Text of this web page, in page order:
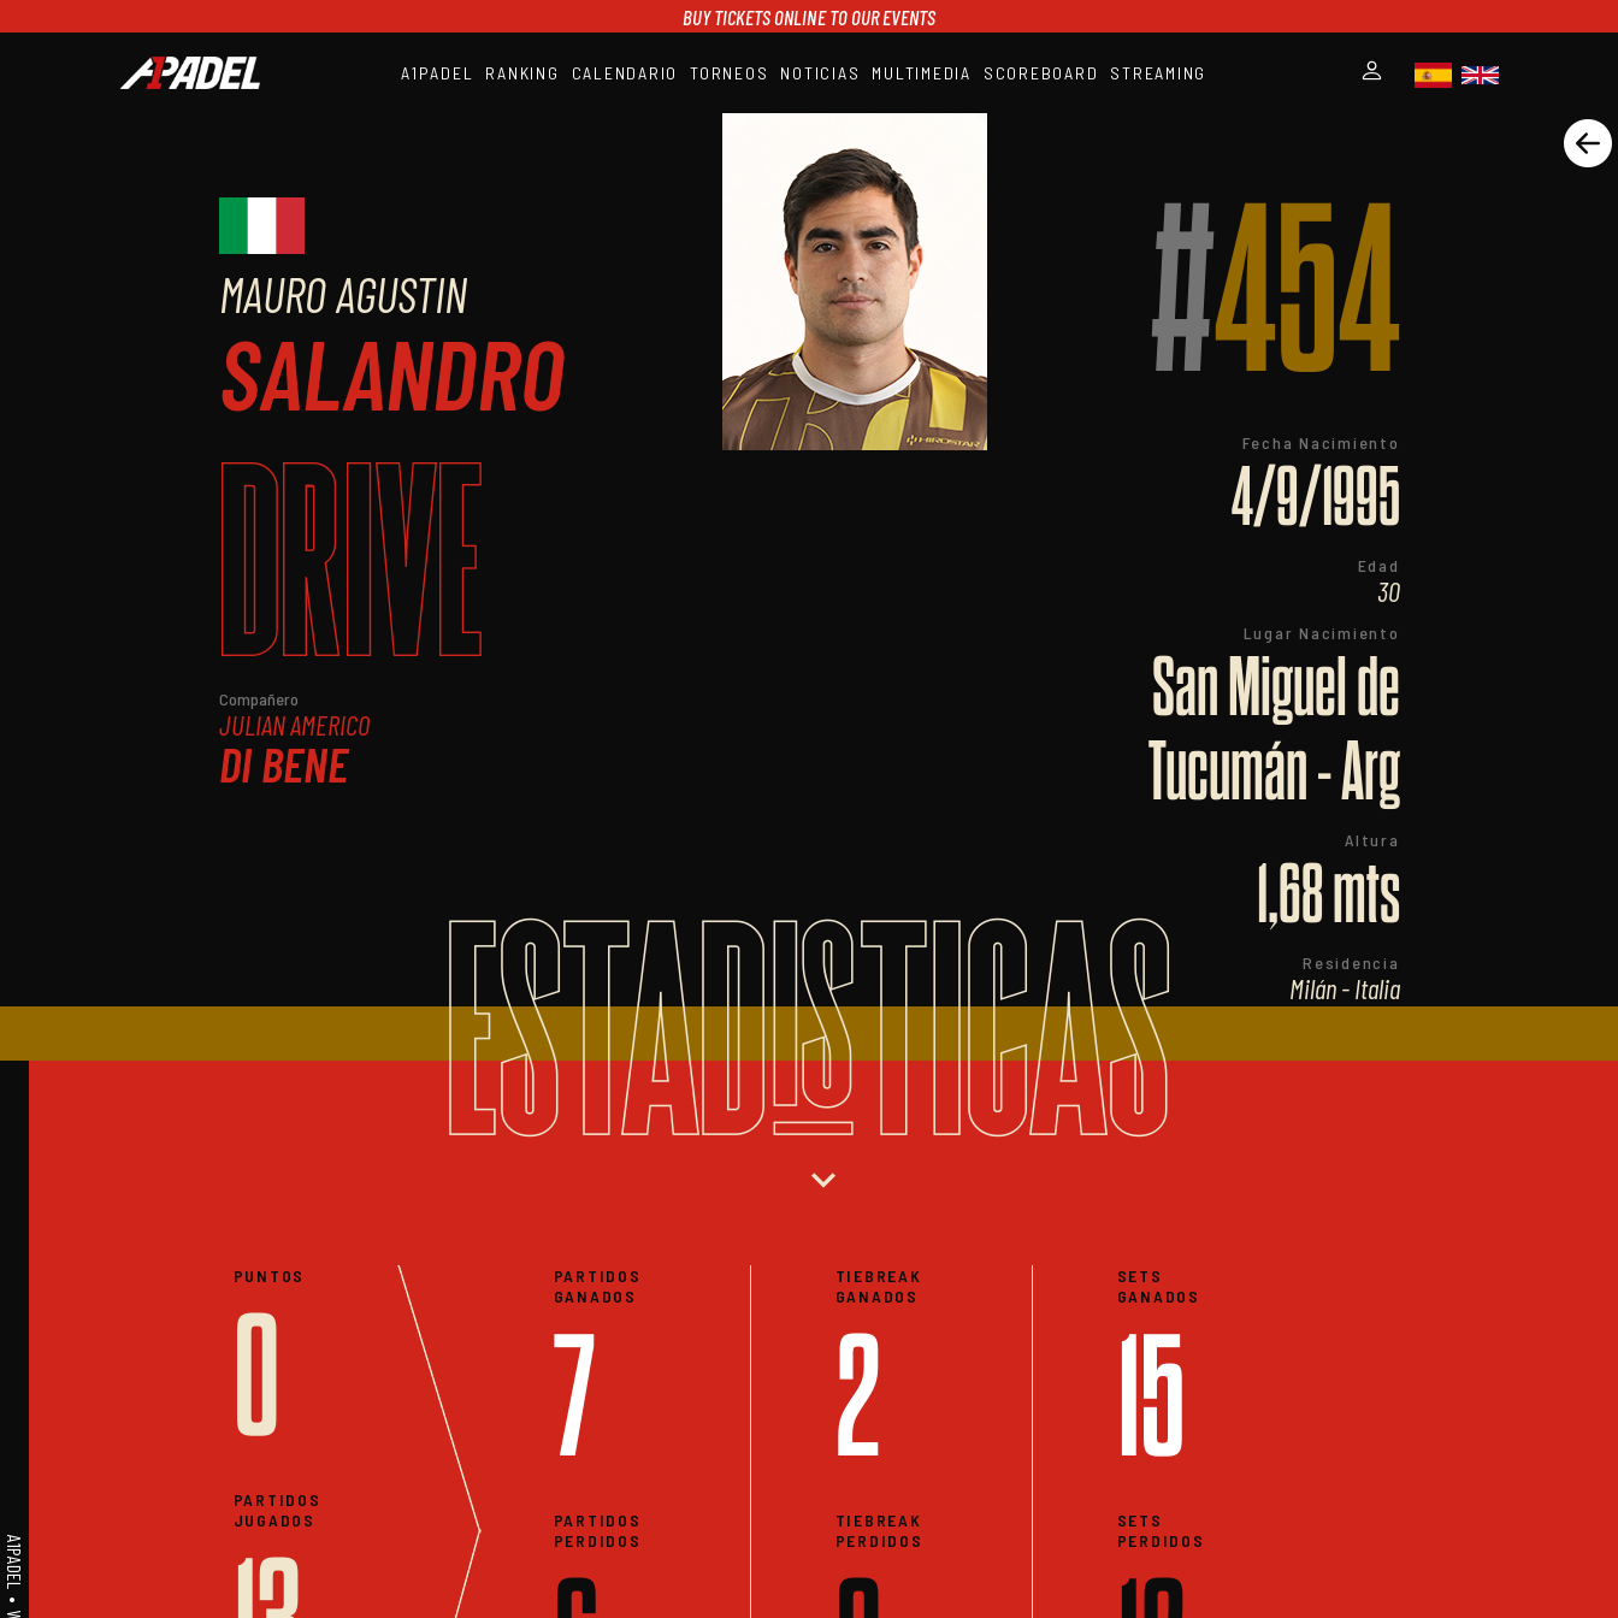
BUY TICKETS ONLINE TO OUR EVENTS
A1PADEL RANKING CALENDARIO TORNEOS NOTICIAS MULTIMEDIA SCOREBOARD STREAMING
CALENDARIO
TORNEOS
NOTICIAS
MULTIMEDIA
SCOREBOARD
STREAMING
MAURO AGUSTIN
SALANDRO
DRIVE
Compañero
JULIAN AMERICO
DI BENE
#454
Fecha Nacimiento
4/9/1995
Edad
30
Lugar Nacimiento
San Miguel de
Tucumán - Arg
Altura
1,68 mts
Residencia
Milán - Italia
ESTADISTICAS
expand_more
PUNTOS
0
PARTIDOS
JUGADOS
PARTIDOS
GANADOS
7
PARTIDOS
PERDIDOS
TIEBREAK
GANADOS
2
TIEBREAK
PERDIDOS
SETS
GANADOS
15
SETS
PERDIDOS